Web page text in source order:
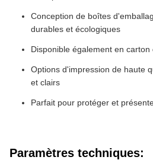
Conception de boîtes
durables et écologiques
Disponible également en carton
Options d'impression de haute
et clairs
Parfait pour protéger et
Paramètres techniques: